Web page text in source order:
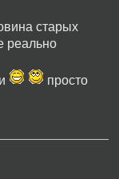
старых
реально
просто